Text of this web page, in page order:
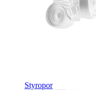
Styropor